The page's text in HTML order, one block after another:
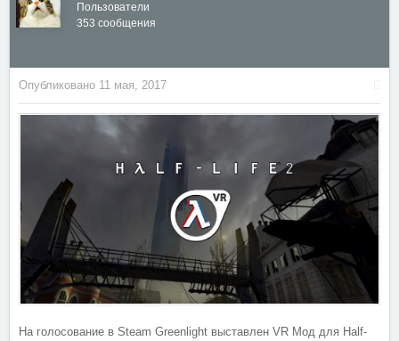
Пользователи
353 сообщения
Опубликовано 11 мая, 2017
На голосование в Steam Greenlight выставлен VR Мод для Half-